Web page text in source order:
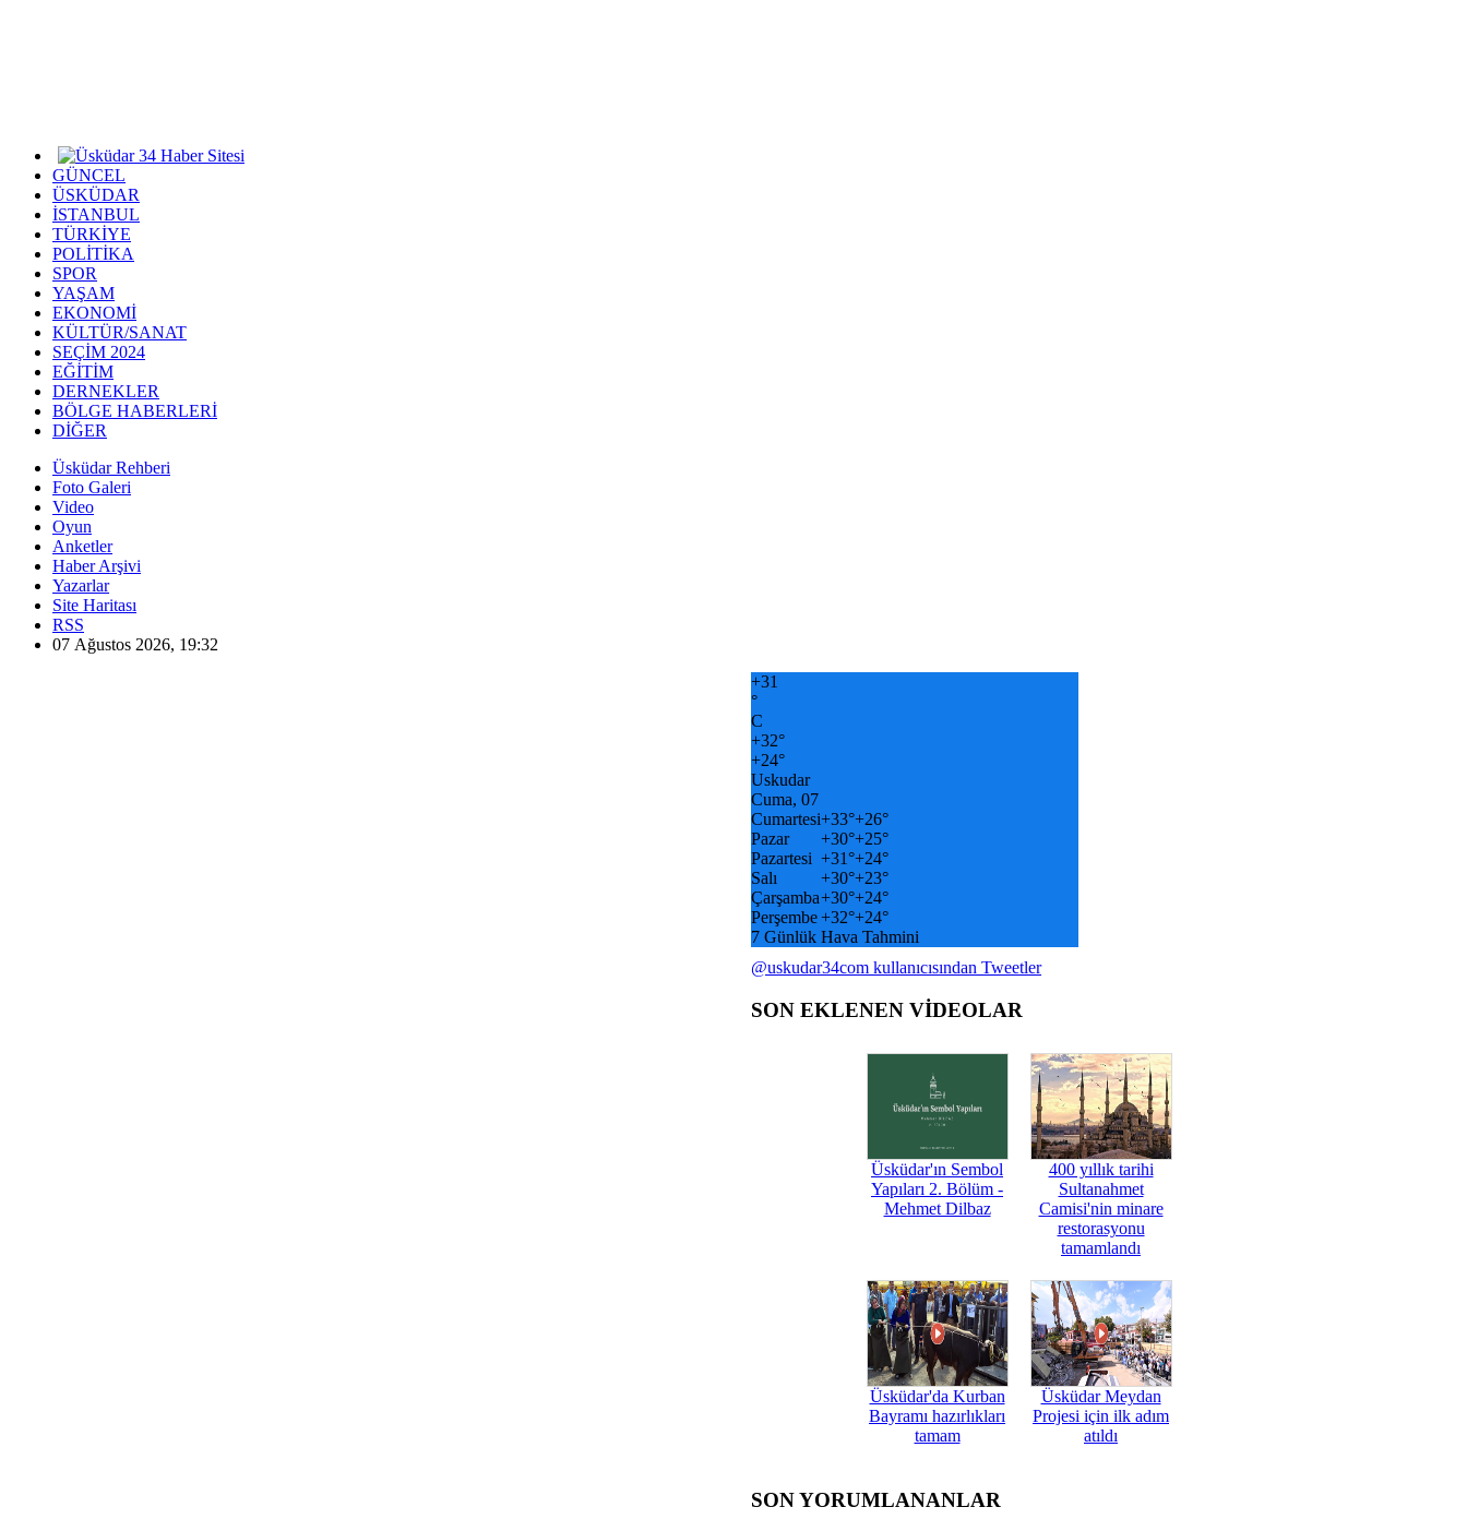
GÜNCEL
ÜSKÜDAR
İSTANBUL
TÜRKİYE
POLİTİKA
SPOR
YAŞAM
EKONOMİ
KÜLTÜR/SANAT
SEÇİM 2024
EĞİTİM
DERNEKLER
BÖLGE HABERLERİ
DİĞER
Üsküdar Rehberi
Foto Galeri
Video
Oyun
Anketler
Haber Arşivi
Yazarlar
Site Haritası
RSS
07 Ağustos 2026, 19:32
+31
°
C
+32°
+24°
Uskudar
Cuma, 07
Cumartesi+33°+26°
Pazar
+30°+25°
Pazartesi +31°+24°
Salı
+30°+23°
Çarşamba+30°+24°
Perşembe+32°+24°
7 Günlük Hava Tahmini
@uskudar34com kullanıcısından Tweetler
SON EKLENEN VİDEOLAR
Üsküdar'ın Sembol
Yapıları 2. Bölüm -
Mehmet Dilbaz
400 yıllık tarihi
Sultanahmet
Camisi'nin minare
restorasyonu
tamamlandı
Üsküdar'da Kurban
Bayramı hazırlıkları
tamam
Üsküdar Meydan
Projesi için ilk adım
atıldı
SON YORUMLANANLAR